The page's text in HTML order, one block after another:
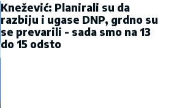
Knežević: Planirali su da
razbiju i ugase DNP, grdno su
se prevarili - sada smo na 13
do 15 odsto